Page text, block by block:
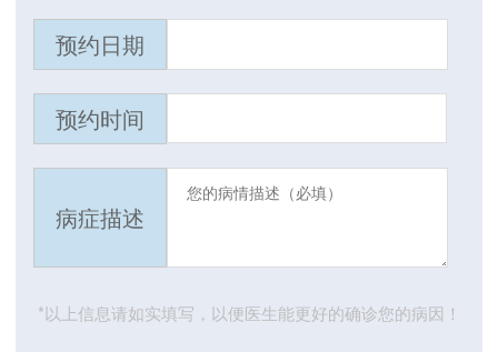
预约日期
预约时间
病症描述
*以上信息请如实填写，以便医生能更好的确诊您的病因！